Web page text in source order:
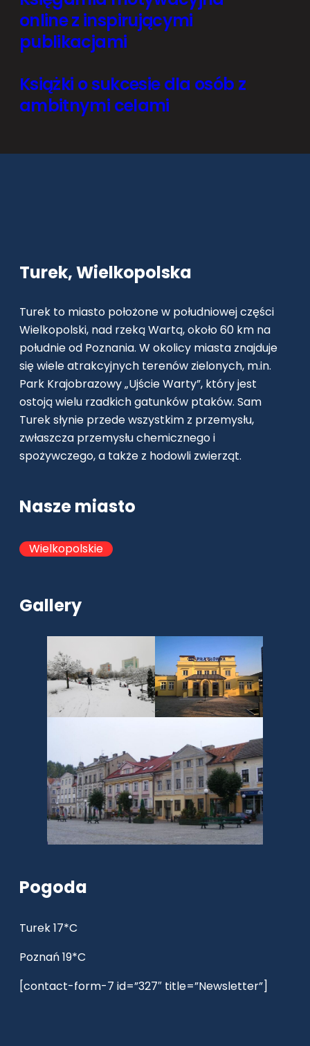
online z inspirującymi
publikacjami
Książki o sukcesie dla osób z
ambitnymi celami
Turek, Wielkopolska
Turek to miasto położone w południowej części
Wielkopolski, nad rzeką Wartą, około 60 km na
południe od Poznania. W okolicy miasta znajduje
się wiele atrakcyjnych terenów zielonych, m.in.
Park Krajobrazowy „Ujście Warty”, który jest
ostoją wielu rzadkich gatunków ptaków. Sam
Turek słynie przede wszystkim z przemysłu,
zwłaszcza przemysłu chemicznego i
spożywczego, a także z hodowli zwierząt.
Nasze miasto
Wielkopolskie
Gallery
Pogoda
Turek 17*C
Poznań 19*C
[contact-form-7 id=”327″ title=”Newsletter”]